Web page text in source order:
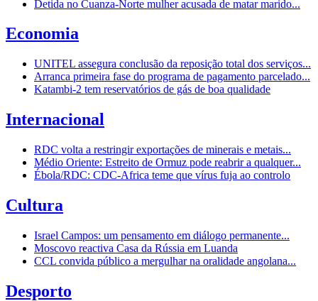
Detida no Cuanza-Norte mulher acusada de matar marido...
Economia
UNITEL assegura conclusão da reposição total dos serviços...
Arranca primeira fase do programa de pagamento parcelado...
Katambi-2 tem reservatórios de gás de boa qualidade
Internacional
RDC volta a restringir exportações de minerais e metais...
Médio Oriente: Estreito de Ormuz pode reabrir a qualquer...
Ébola/RDC: CDC-Africa teme que vírus fuja ao controlo
Cultura
Israel Campos: um pensamento em diálogo permanente...
Moscovo reactiva Casa da Rússia em Luanda
CCL convida público a mergulhar na oralidade angolana...
Desporto